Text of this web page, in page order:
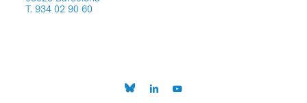
T. 934 02 90 60